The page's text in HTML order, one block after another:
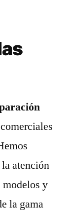
comerciales
atención
y
la gama